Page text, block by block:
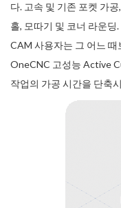
다. 고속 및 기존 포켓 가
홀, 모따기 및 코너 라운
CAM 사용자는 그 어느
OneCNC 고성능 Active
작업의 가공 시간을 단축